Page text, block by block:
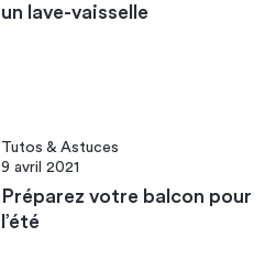
un lave-vaisselle
Tutos & Astuces
9 avril 2021
Préparez votre balcon pour
l’été